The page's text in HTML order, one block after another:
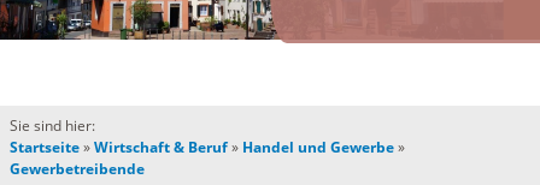
Sie sind hier:
Startseite»Wirtschaft & Beruf» Handel und Gewerbe»
Gewerbetreibende